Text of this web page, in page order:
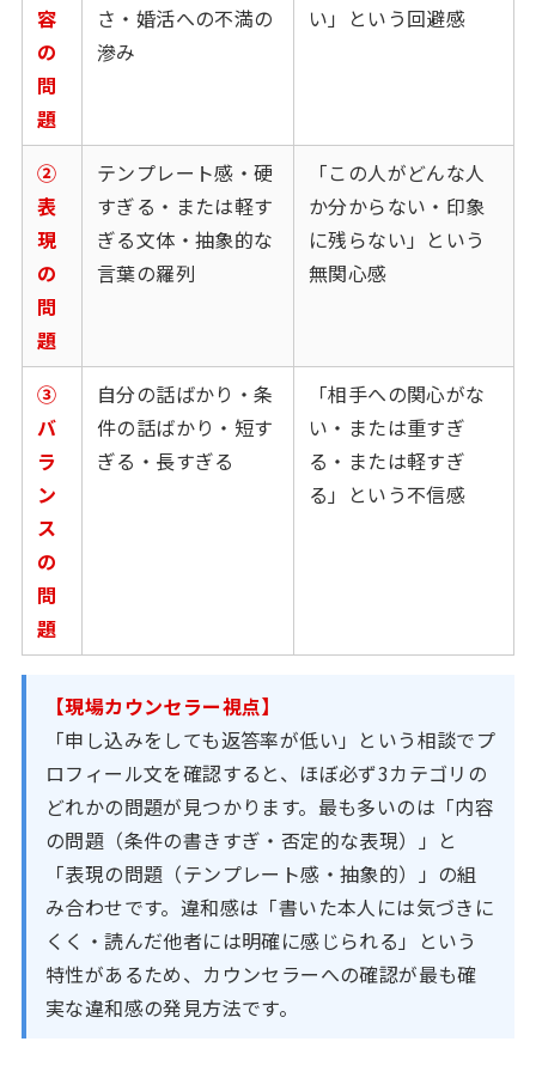
容
の
問
題
さ・婚活への不満の
滲み
い」という回避感
②
表
現
の
問
題
テンプレート感・硬
すぎる・または軽す
ぎる文体・抽象的な
言葉の羅列
「この人がどんな人
か分からない・印象
に残らない」という
無関心感
③
バ
ラ
ン
ス
の
問
題
自分の話ばかり・条
件の話ばかり・短す
ぎる・長すぎる
「相手への関心がな
い・または重すぎ
る・または軽すぎ
る」という不信感
【現場カウンセラー視点】
「申し込みをしても返答率が低い」という相談でプ
ロフィール文を確認すると、ほぼ必ず3カテゴリの
どれかの問題が見つかります。最も多いのは「内容
の問題（条件の書きすぎ・否定的な表現）」と
「表現の問題（テンプレート感・抽象的）」の組
み合わせです。違和感は「書いた本人には気づきに
くく・読んだ他者には明確に感じられる」という
特性があるため、カウンセラーへの確認が最も確
実な違和感の発見方法です。